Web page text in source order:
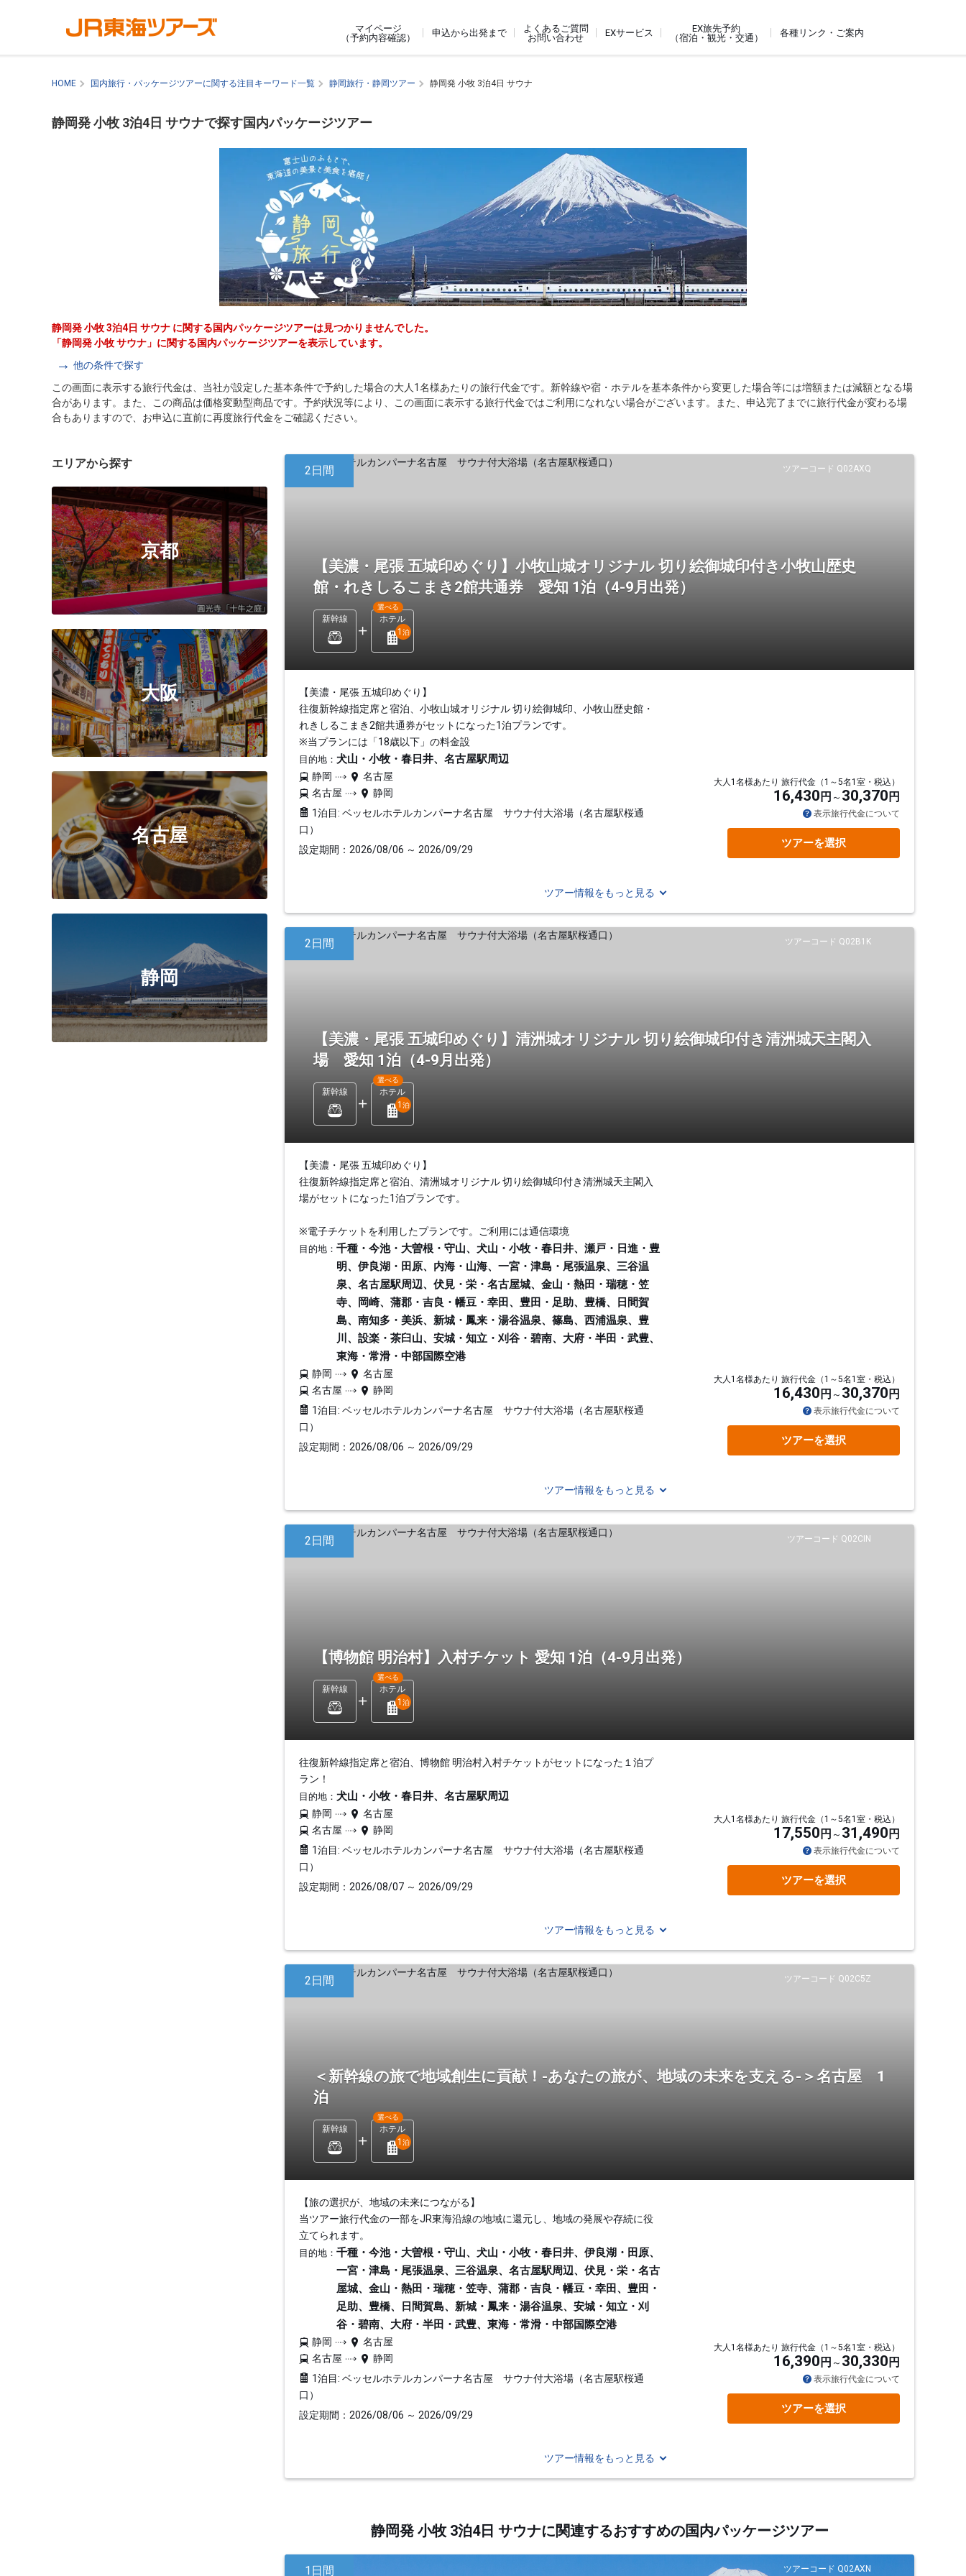
マイページ
（予約内容確認）
申込から出発まで
よくあるご質問
お問い合わせ
EXサービス
EX旅先予約
（宿泊・観光・交通）
各種リンク・ご案内
HOME 国内旅行・パッケージツアーに関する注目キーワード一覧 静岡旅行・静岡ツアー 静岡発 小牧 3泊4日 サウナ
静岡発 小牧 3泊4日 サウナで探す国内パッケージツアー
静岡発 小牧 3泊4日 サウナ に関する国内パッケージツアーは見つかりませんでした。
「静岡発 小牧 サウナ」に関する国内パッケージツアーを表示しています。
他の条件で探す
この画面に表示する旅行代金は、当社が設定した基本条件で予約した場合の大人1名様あたりの旅行代金です。新幹線や宿・ホテルを基本条件から変更した場合等には増額または減額となる場
合があります。また、この商品は価格変動型商品です。予約状況等により、この画面に表示する旅行代金ではご利用になれない場合がございます。また、申込完了までに旅行代金が変わる場
合もありますので、お申込に直前に再度旅行代金をご確認ください。
エリアから探す
京都
大阪
名古屋
静岡
ツアーコード Q02AXQ
2日間
【美濃・尾張 五城印めぐり】小牧山城オリジナル 切り絵御城印付き小牧山歴史
館・れきしるこまき2館共通券 愛知 1泊（4-9月出発）
新幹線 ホテル
選べる
1 泊
【美濃・尾張 五城印めぐり】
往復新幹線指定席と宿泊、小牧山城オリジナル 切り絵御城印、小牧山歴史館・
れきしるこまき2館共通券がセットになった1泊プランです。
※当プランには「18歳以下」の料金設
目的地： 犬山・小牧・春日井、名古屋駅周辺
静岡
名古屋
名古屋
静岡
1泊目: ベッセルホテルカンパーナ名古屋 サウナ付大浴場（名古屋駅桜通
口）
設定期間：2026/08/06 ～ 2026/09/29
大人1名様あたり 旅行代金（1～5名1室・税込）
16,430 円 30,370 円
表示旅行代金について
ツアーを選択
ツアー情報をもっと見る
ツアーコード Q02B1K
2日間
【美濃・尾張 五城印めぐり】清洲城オリジナル 切り絵御城印付き清洲城天主閣入
場 愛知 1泊（4-9月出発）
新幹線 ホテル
選べる
1 泊
【美濃・尾張 五城印めぐり】
往復新幹線指定席と宿泊、清洲城オリジナル 切り絵御城印付き清洲城天主閣入
場がセットになった1泊プランです。
※電子チケットを利用したプランです。ご利用には通信環境
目的地： 千種・今池・大曽根・守山、犬山・小牧・春日井、瀬戸・日進・豊
明、伊良湖・田原、内海・山海、一宮・津島・尾張温泉、三谷温
泉、名古屋駅周辺、伏見・栄・名古屋城、金山・熱田・瑞穂・笠
寺、岡崎、蒲郡・吉良・幡豆・幸田、豊田・足助、豊橋、日間賀
島、南知多・美浜、新城・鳳来・湯谷温泉、篠島、西浦温泉、豊
川、設楽・茶臼山、安城・知立・刈谷・碧南、大府・半田・武豊、
東海・常滑・中部国際空港
静岡
名古屋
名古屋
静岡
1泊目: ベッセルホテルカンパーナ名古屋 サウナ付大浴場（名古屋駅桜通
口）
設定期間：2026/08/06 ～ 2026/09/29
大人1名様あたり 旅行代金（1～5名1室・税込）
16,430 円 30,370 円
表示旅行代金について
ツアーを選択
ツアー情報をもっと見る
ツアーコード Q02CIN
2日間
【博物館 明治村】入村チケット 愛知 1泊（4-9月出発）
新幹線 ホテル
選べる
1 泊
往復新幹線指定席と宿泊、博物館 明治村入村チケットがセットになった１泊プ
ラン！
目的地： 犬山・小牧・春日井、名古屋駅周辺
静岡
名古屋
名古屋
静岡
1泊目: ベッセルホテルカンパーナ名古屋 サウナ付大浴場（名古屋駅桜通
口）
設定期間：2026/08/07 ～ 2026/09/29
大人1名様あたり 旅行代金（1～5名1室・税込）
17,550 円 31,490 円
表示旅行代金について
ツアーを選択
ツアー情報をもっと見る
ツアーコード Q02C5Z
2日間
＜新幹線の旅で地域創生に貢献！-あなたの旅が、地域の未来を支える-＞名古屋 1
泊
新幹線 ホテル
選べる
1 泊
【旅の選択が、地域の未来につながる】
当ツアー旅行代金の一部をJR東海沿線の地域に還元し、地域の発展や存続に役
立てられます。
目的地： 千種・今池・大曽根・守山、犬山・小牧・春日井、伊良湖・田原、
一宮・津島・尾張温泉、三谷温泉、名古屋駅周辺、伏見・栄・名古
屋城、金山・熱田・瑞穂・笠寺、蒲郡・吉良・幡豆・幸田、豊田・
足助、豊橋、日間賀島、新城・鳳来・湯谷温泉、安城・知立・刈
谷・碧南、大府・半田・武豊、東海・常滑・中部国際空港
静岡
名古屋
名古屋
静岡
1泊目: ベッセルホテルカンパーナ名古屋 サウナ付大浴場（名古屋駅桜通
口）
設定期間：2026/08/06 ～ 2026/09/29
大人1名様あたり 旅行代金（1～5名1室・税込）
16,390 円 30,330 円
表示旅行代金について
ツアーを選択
ツアー情報をもっと見る
静岡発 小牧 3泊4日 サウナに関連するおすすめの国内パッケージツアー
ツアーコード Q02AXN
1日間